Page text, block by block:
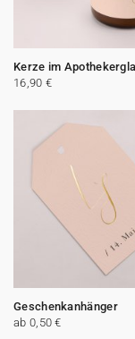
Kerze im
16,90 €
Geschenkanhänger
ab 0,50 €